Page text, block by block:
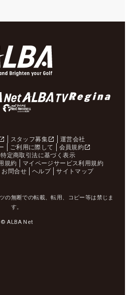
スタッフ募集
運営会社
ご利用に際して
会員規約
特定商取引法に基づく表示
規約
マイページサービス利用規約
お問合せ ヘルプ サイトマップ
の無断での転載、転用、コピー等は禁じま
す。
© ALBA Net